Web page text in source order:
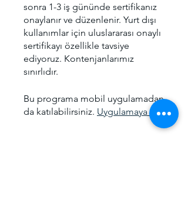
sonra 1-3 iş gününde sertifikanız
onaylanır ve düzenlenir. Yurt dışı
kullanımlar için uluslararası onaylı
sertifikayı özellikle tavsiye
ediyoruz. Kontenjanlarımız
sınırlıdır.
Bu programa mobil uygulamadan
da katılabilirsiniz. Uygulamaya Git